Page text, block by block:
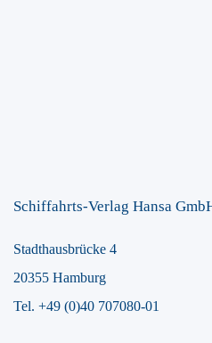
Schiffahrts-Verlag Hansa
Stadthausbrücke 4
20355 Hamburg
Tel. +49 (0)40 707080-01